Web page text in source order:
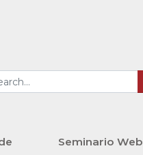
Seminario Web